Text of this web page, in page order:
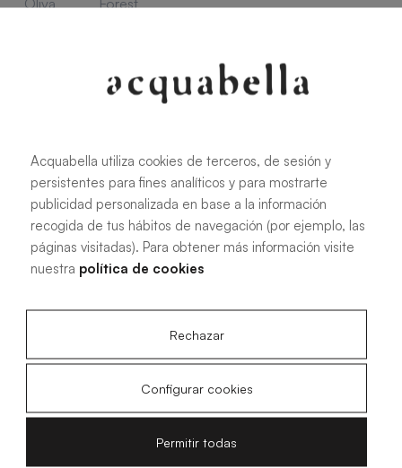
Alle Maße
100 X 70 cm
120 X 70 cm
140 X 70 cm
160 X 70 cm
200 X 70 cm
100 X 80 cm
140 X 80 cm
160 X 80 cm
180 X 80 cm
160 X 90 cm
180 X 90 cm
120 X 100 cm
Acquabella utiliza cookies de terceros, de sesión y
persistentes para fines analíticos y para mostrarte
publicidad personalizada en base a la información
recogida de tus hábitos de navegación (por ejemplo, las
páginas visitadas). Para obtener más información visite
nuestra política de cookies
Rechazar
Configurar cookies
Permitir todas